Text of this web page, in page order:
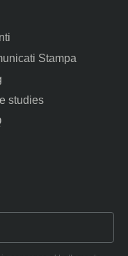
Stampa
studies